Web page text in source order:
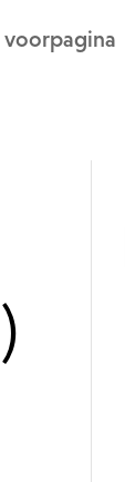
voorpagina